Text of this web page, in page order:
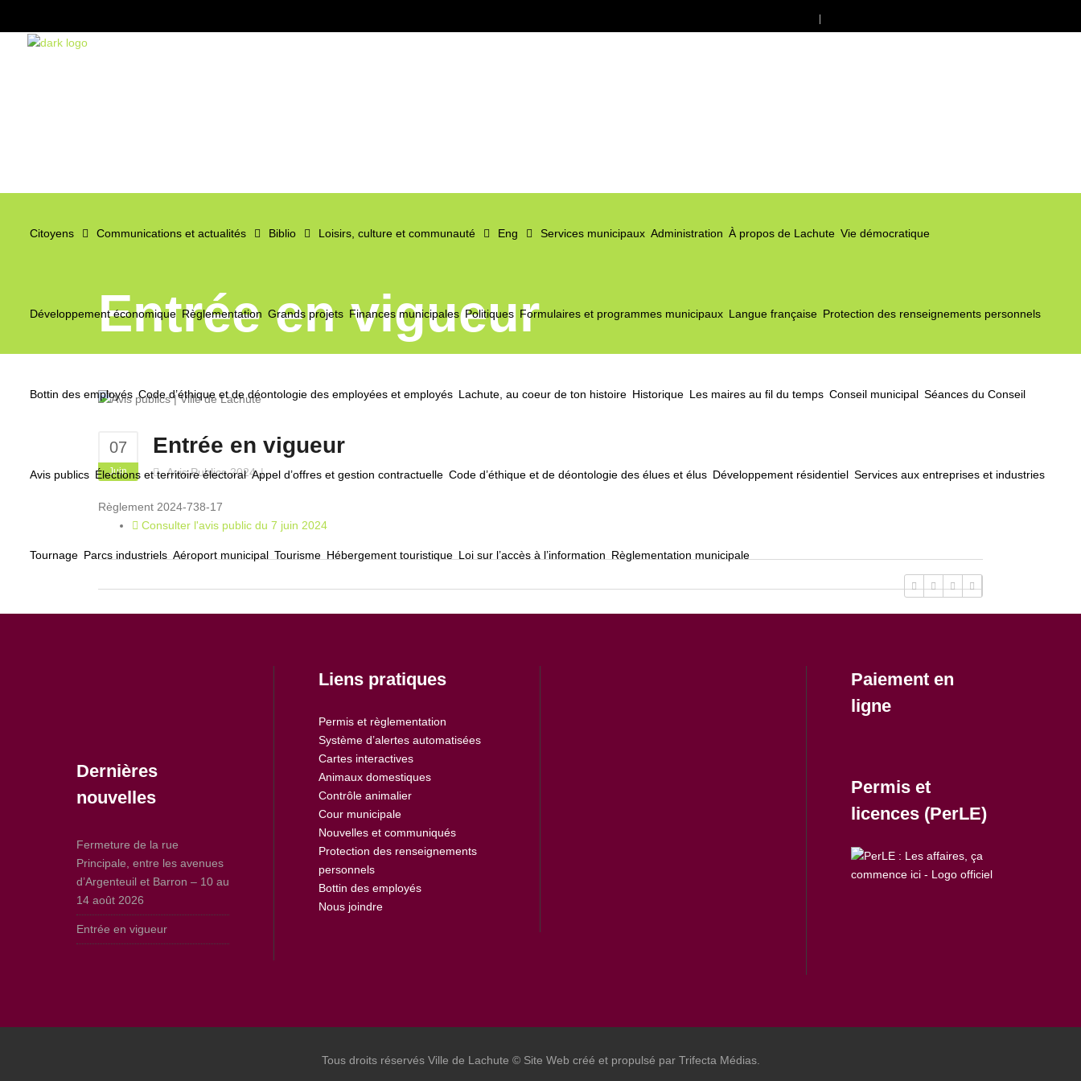
Citoyens Communications et actualités Biblio Loisirs, culture et communauté Eng Services municipaux Administration À propos de Lachute Vie démocratique
Développement économique Règlementation Grands projets Finances municipales Politiques Formulaires et programmes municipaux Langue française Protection des renseignements personnels
Bottin des employés Code d’éthique et de déontologie des employées et employés Lachute, au coeur de ton histoire Historique Les maires au fil du temps Conseil municipal Séances du Conseil
Avis publics Élections et territoire électoral Appel d’offres et gestion contractuelle Code d’éthique et de déontologie des élues et élus Développement résidentiel Services aux entreprises et industries
Tournage Parcs industriels Aéroport municipal Tourisme Hébergement touristique Loi sur l’accès à l’information Règlementation municipale
Entrée en vigueur
07
Juin
Entrée en vigueur
Avis Publics 2024
Règlement 2024-738-17
Consulter l'avis public du 7 juin 2024
Dernières
nouvelles
Fermeture de la rue
Principale, entre les avenues
d’Argenteuil et Barron – 10 au
14 août 2026
Entrée en vigueur
Liens pratiques
Permis et règlementation
Système d’alertes automatisées
Cartes interactives
Animaux domestiques
Contrôle animalier
Cour municipale
Nouvelles et communiqués
Protection des renseignements
personnels
Bottin des employés
Nous joindre
Paiement en
ligne
Permis et
licences (PerLE)
Tous droits réservés Ville de Lachute © Site Web créé et propulsé par Trifecta Médias.